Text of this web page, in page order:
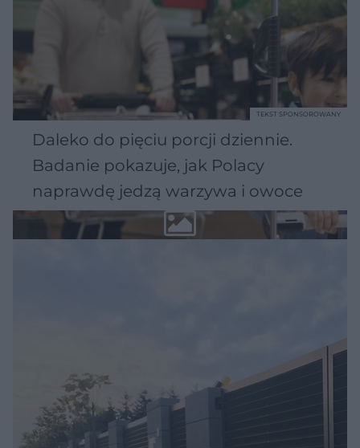
Daleko do pięciu porcji dziennie.
Badanie pokazuje, jak Polacy
naprawdę jedzą warzywa i owoce
TEKST SPONSOROWANY